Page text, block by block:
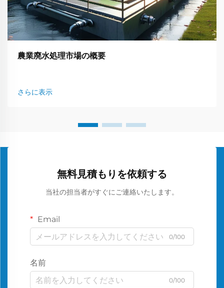
農業廃水処理市場の概要
さらに表示
無料見積もりを依頼する
当社の担当者がすぐにご連絡いたします。
Email
0/100
名前
0/100